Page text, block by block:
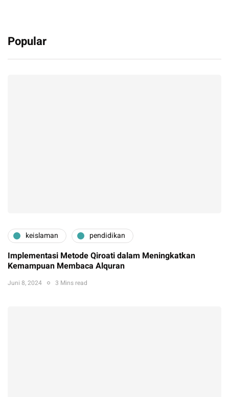
Popular
keislaman pendidikan
Implementasi Metode Qiroati dalam Meningkatkan
Kemampuan Membaca Alquran
Juni 8, 2024 3 Mins read